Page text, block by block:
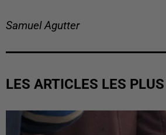
Samuel Agutter
LES ARTICLES LES